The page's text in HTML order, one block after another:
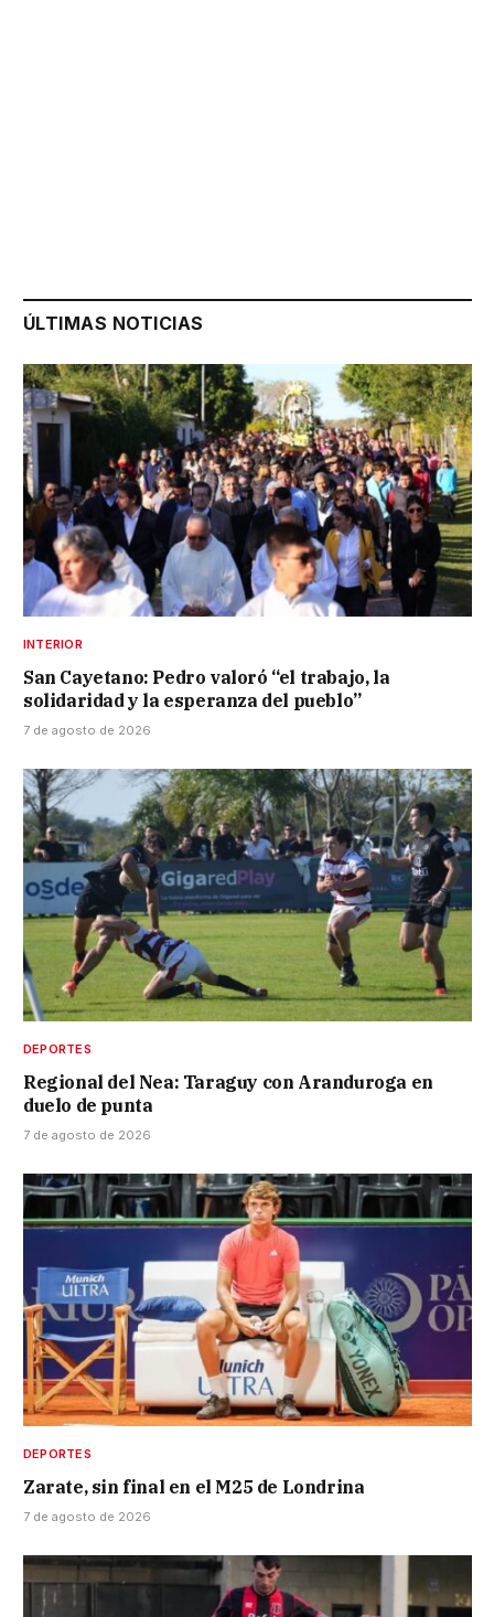
ÚLTIMAS NOTICIAS
INTERIOR
San Cayetano: Pedro valoró “el trabajo, la
solidaridad y la esperanza del pueblo”
7 de agosto de 2026
DEPORTES
Regional del Nea: Taraguy con Aranduroga en
duelo de punta
7 de agosto de 2026
DEPORTES
Zarate, sin final en el M25 de Londrina
7 de agosto de 2026